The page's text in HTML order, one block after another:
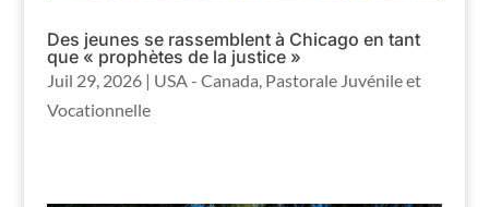
Des jeunes se rassemblent à Chicago en tant
que « prophètes de la justice »
Juil 29, 2026| USA - Canada, Pastorale Juvénile et
Vocationnelle